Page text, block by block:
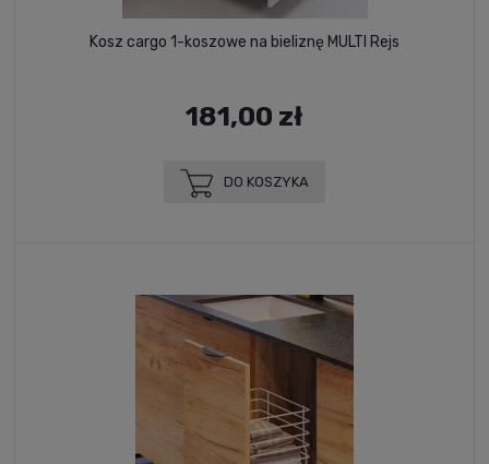
Kosz cargo 1-koszowe na bieliznę MULTI Rejs
181,00 zł
DO KOSZYKA